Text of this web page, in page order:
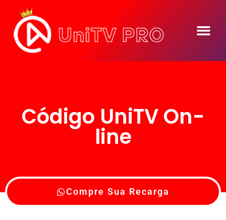
Código UniTV On-
line
Compre Sua Recarga